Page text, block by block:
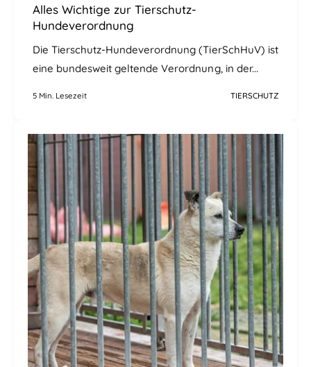
Alles Wichtige zur Tierschutz-
Hundeverordnung
Die Tierschutz-Hundeverordnung (TierSchHuV) ist
eine bundesweit geltende Verordnung, in der...
5 Min. Lesezeit TIERSCHUTZ